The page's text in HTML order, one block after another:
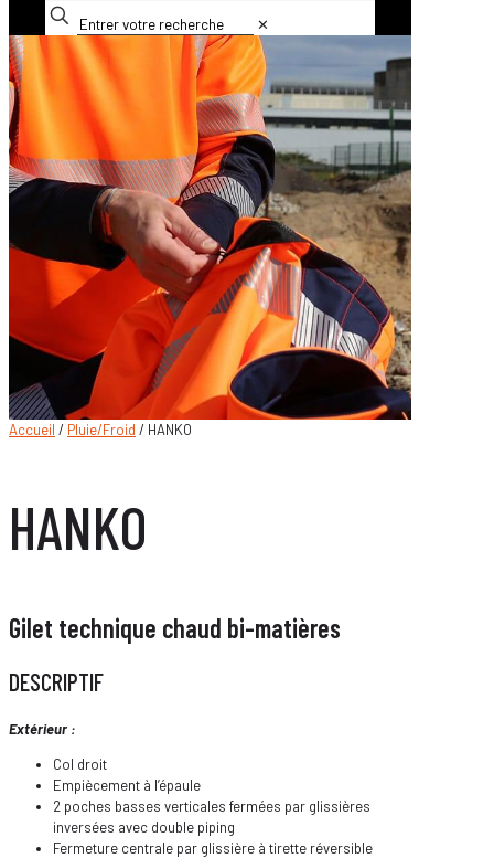
✕
Accueil / Pluie/Froid / HANKO
HANKO
Gilet technique chaud bi-matières
DESCRIPTIF
Extérieur :
Col droit
Empiècement à l’épaule
2 poches basses verticales fermées par glissières
inversées avec double piping
Fermeture centrale par glissière à tirette réversible